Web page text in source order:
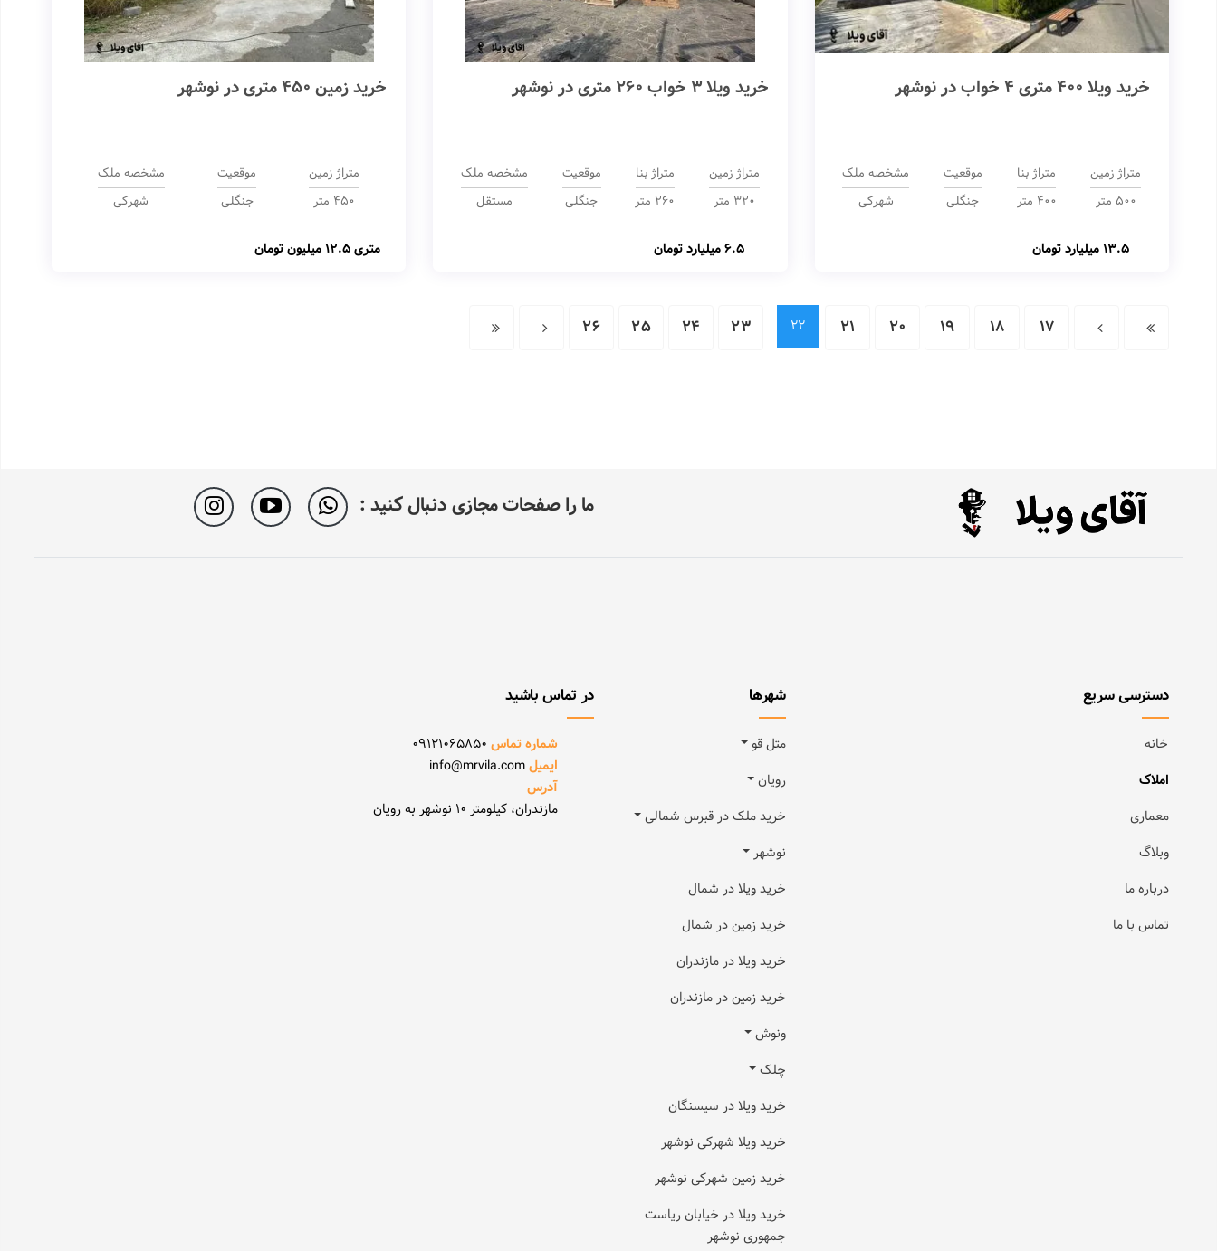
خرید ویلا 400 متری 4 خواب در نوشهر
متراژ زمین
500 متر
متراژ بنا
400 متر
موقعیت
جنگلی
مشخصه ملک
شهرکی
13.5 میلیارد تومان
خرید ویلا 3 خواب 260 متری در نوشهر
متراژ زمین
320 متر
متراژ بنا
260 متر
موقعیت
جنگلی
مشخصه ملک
مستقل
6.5 میلیارد تومان
خرید زمین 450 متری در نوشهر
متراژ زمین
450 متر
موقعیت
جنگلی
مشخصه ملک
شهرکی
متری12.5 میلیون تومان
17
18
19
20
21
22
23
24
25
26
ما را صفحات مجازی دنبال کنید :
دسترسی سریع
خانه
املاک
معماری
وبلاگ
درباره ما
تماس با ما
شهرها
متل قو
رویان
خرید ملک در قبرس شمالی
نوشهر
خرید ویلا در شمال
خرید زمین در شمال
خرید ویلا در مازندران
خرید زمین در مازندران
ونوش
چلک
خرید ویلا در سیسنگان
خرید ویلا شهرکی نوشهر
خرید زمین شهرکی نوشهر
خرید ویلا در خیابان ریاست
جمهوری نوشهر
در تماس باشید
شماره تماس 09121065850
ایمیلinfo@mrvila.com
آدرس
مازندران، کیلومتر 10 نوشهر به رویان